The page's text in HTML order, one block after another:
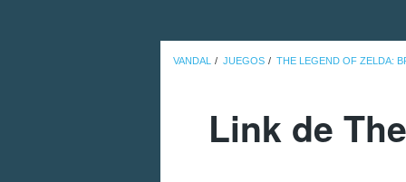
VANDAL JUEGOS THE LEGEND OF ZELDA:
Link de